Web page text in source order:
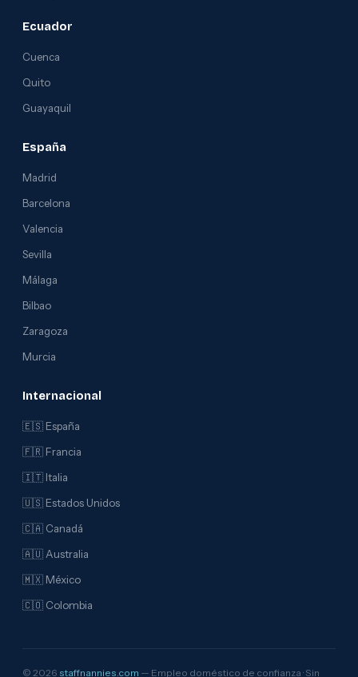
Ecuador
Cuenca
Quito
Guayaquil
España
Madrid
Barcelona
Valencia
Sevilla
Málaga
Bilbao
Zaragoza
Murcia
Internacional
🇪🇸 España
🇫🇷 Francia
🇮🇹 Italia
🇺🇸 Estados Unidos
🇨🇦 Canadá
🇦🇺 Australia
🇲🇽 México
🇨🇴 Colombia
© 2026 staffnannies.com — Empleo doméstico de confianza · Sin